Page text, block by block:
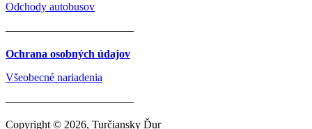
Odchody autobusov
———————————–
Ochrana osobných údajov
Všeobecné nariadenia
———————————–
Copyright © 2026, Turčiansky Ďur